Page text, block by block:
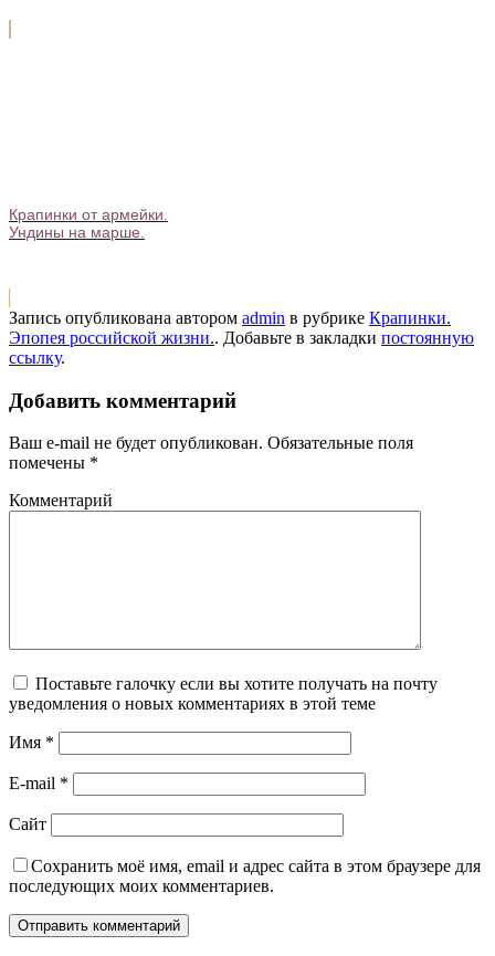
Крапинки от армейки.
Ундины на марше.
Запись опубликована автором admin в рубрике Крапинки.
Эпопея российской жизни.. Добавьте в закладки постоянную
ссылку.
Добавить комментарий
Ваш e-mail не будет опубликован. Обязательные поля
помечены *
Комментарий
Поставьте галочку если вы хотите получать на почту
уведомления о новых комментариях в этой теме
Имя *
E-mail *
Сайт
Сохранить моё имя, email и адрес сайта в этом браузере для
последующих моих комментариев.